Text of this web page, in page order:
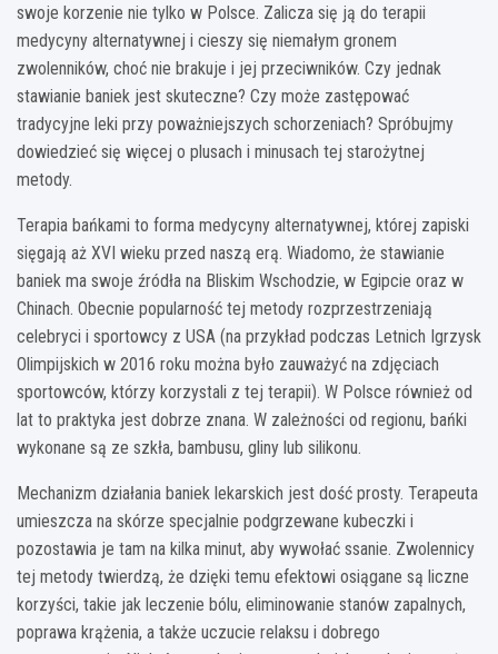
swoje korzenie nie tylko w Polsce. Zalicza się ją do terapii
medycyny alternatywnej i cieszy się niemałym gronem
zwolenników, choć nie brakuje i jej przeciwników. Czy jednak
stawianie baniek jest skuteczne? Czy może zastępować
tradycyjne leki przy poważniejszych schorzeniach? Spróbujmy
dowiedzieć się więcej o plusach i minusach tej starożytnej
metody.
Terapia bańkami to forma medycyny alternatywnej, której zapiski
sięgają aż XVI wieku przed naszą erą. Wiadomo, że stawianie
baniek ma swoje źródła na Bliskim Wschodzie, w Egipcie oraz w
Chinach. Obecnie popularność tej metody rozprzestrzeniają
celebryci i sportowcy z USA (na przykład podczas Letnich Igrzysk
Olimpijskich w 2016 roku można było zauważyć na zdjęciach
sportowców, którzy korzystali z tej terapii). W Polsce również od
lat to praktyka jest dobrze znana. W zależności od regionu, bańki
wykonane są ze szkła, bambusu, gliny lub silikonu.
Mechanizm działania baniek lekarskich jest dość prosty. Terapeuta
umieszcza na skórze specjalnie podgrzewane kubeczki i
pozostawia je tam na kilka minut, aby wywołać ssanie. Zwolennicy
tej metody twierdzą, że dzięki temu efektowi osiągane są liczne
korzyści, takie jak leczenie bólu, eliminowanie stanów zapalnych,
poprawa krążenia, a także uczucie relaksu i dobrego